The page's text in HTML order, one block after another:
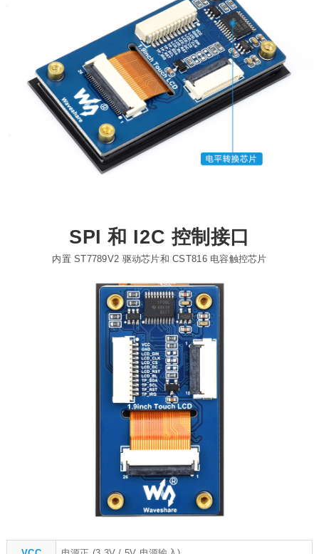
SPI 和 I2C 控制接口
内置 ST7789V2 驱动芯片和 CST816 电容触控芯片